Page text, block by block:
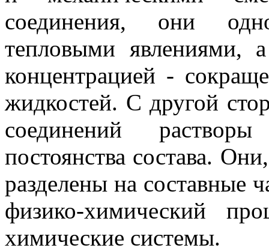
соединения, они
тепловыми явлениями,
концент­рацией -
жидкостей. С другой
соединений
постоянства состава.
разделены на составные
физико-хи­мический
химические системы.